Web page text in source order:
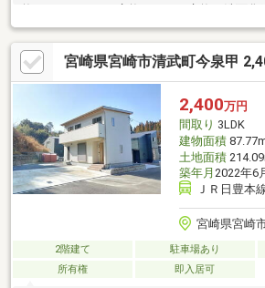
換、ユニットバス交換、トイレ交換、洗面化
変更、床材張り替え、シューズボックス交換
具交換●外構・外装駐車場拡張、屋根塗装、
続●耐震補強工事予定
宮崎県宮崎市清武町今泉甲
2,400万円
間取り 3LDK
建物面積
土地面積
築年月 2022年6
ＪＲ日豊本
宮崎県宮崎
2階建て 駐車場あり
所有権
即入居可